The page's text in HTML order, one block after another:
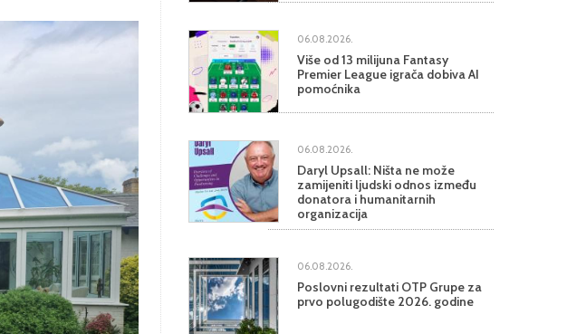
06.08.2026.
Više od 13 milijuna Fantasy
Premier League igrača dobiva AI
pomoćnika
06.08.2026.
Daryl Upsall: Ništa ne može
zamijeniti ljudski odnos između
donatora i humanitarnih
organizacija
06.08.2026.
Poslovni rezultati OTP Grupe za
prvo polugodište 2026. godine